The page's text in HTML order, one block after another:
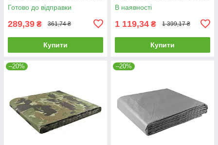
Готово до відправки
289,39 ₴ 361,74 ₴
Купити
В наявності
1 119,34 ₴ 1 399,17 ₴
Купити
–20% –20%